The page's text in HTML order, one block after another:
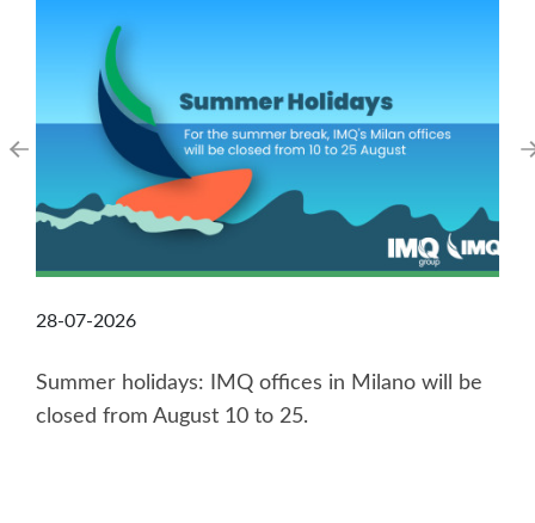
28-07-2026
Summer holidays: IMQ offices in Milano will be
closed from August 10 to 25.